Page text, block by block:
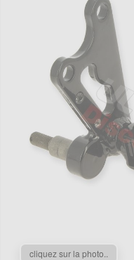
cliquez sur la photo..